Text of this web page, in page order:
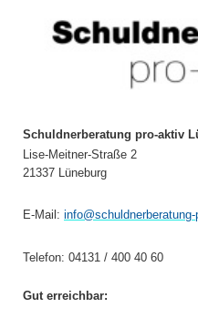
Schuldnerberatung pro-aktiv
Lise-Meitner-Straße 2
21337 Lüneburg
E-Mail:
Telefon: 04131 / 400 40 60
Gut erreichbar: